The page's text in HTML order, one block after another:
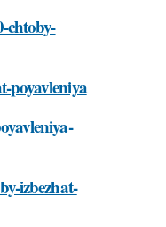
chtoby-
poyavleniya
izbezhat-